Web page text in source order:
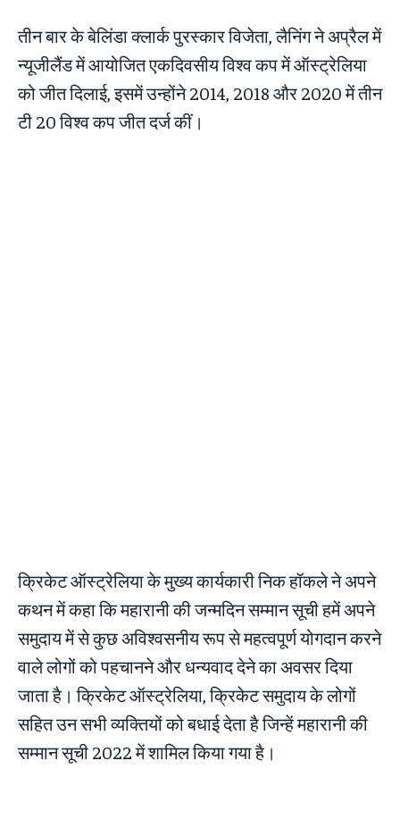
तीन बार के बेलिंडा क्लार्क पुरस्कार विजेता, लैनिंग ने अप्रैल में
न्यूजीलैंड में आयोजित एकदिवसीय विश्व कप में ऑस्ट्रेलिया
को जीत दिलाई, इसमें उन्होंने 2014, 2018 और 2020 में तीन
टी 20 विश्व कप जीत दर्ज कीं।
क्रिकेट ऑस्ट्रेलिया के मुख्य कार्यकारी निक हॉकले ने अपने
कथन में कहा कि महारानी की जन्मदिन सम्मान सूची हमें अपने
समुदाय में से कुछ अविश्वसनीय रूप से महत्वपूर्ण योगदान करने
वाले लोगों को पहचानने और धन्यवाद देने का अवसर दिया
जाता है। क्रिकेट ऑस्ट्रेलिया, क्रिकेट समुदाय के लोगों
सहित उन सभी व्यक्तियों को बधाई देता है जिन्हें महारानी की
सम्मान सूची 2022 में शामिल किया गया है।